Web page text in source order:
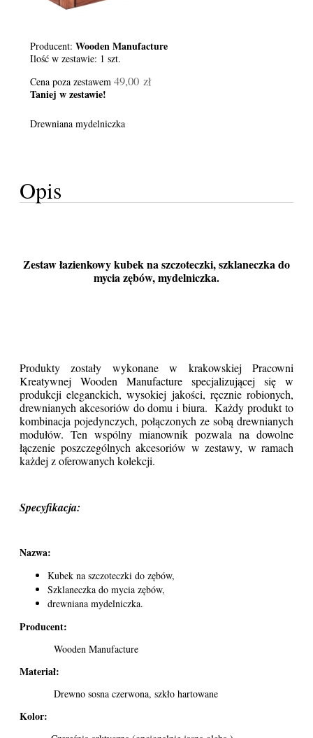
Producent: Wooden Manufacture
Ilość w zestawie: 1 szt.
Cena poza zestawem 49,00 zł
Taniej w zestawie!
Drewniana mydelniczka
Opis
Zestaw łazienkowy kubek na szczoteczki, szklaneczka do
mycia zębów, mydelniczka.
Produkty zostały wykonane w krakowskiej Pracowni
Kreatywnej Wooden Manufacture specjalizującej się w
produkcji eleganckich, wysokiej jakości, ręcznie robionych,
drewnianych akcesoriów do domu i biura. Każdy produkt to
kombinacja pojedynczych, połączonych ze sobą drewnianych
modułów. Ten wspólny mianownik pozwala na dowolne
łączenie poszczególnych akcesoriów w zestawy, w ramach
każdej z oferowanych kolekcji.
Specyfikacja:
Nazwa:
Kubek na szczoteczki do zębów,
Szklaneczka do mycia zębów,
drewniana mydelniczka.
Producent:
Wooden Manufacture
Materiał:
Drewno sosna czerwona, szkło hartowane
Kolor: